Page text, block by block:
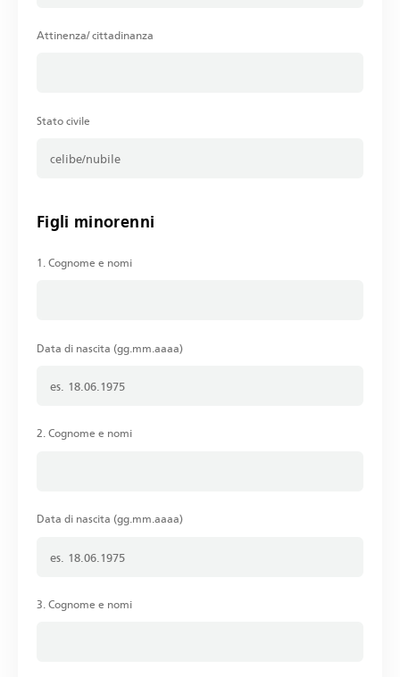
Attinenza/ cittadinanza
Stato civile
Figli minorenni
1. Cognome e nomi
Data di nascita (gg.mm.aaaa)
2. Cognome e nomi
Data di nascita (gg.mm.aaaa)
3. Cognome e nomi